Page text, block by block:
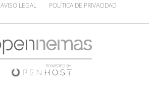
AVISO LEGAL POLÍTICA DE PRIVACIDAD